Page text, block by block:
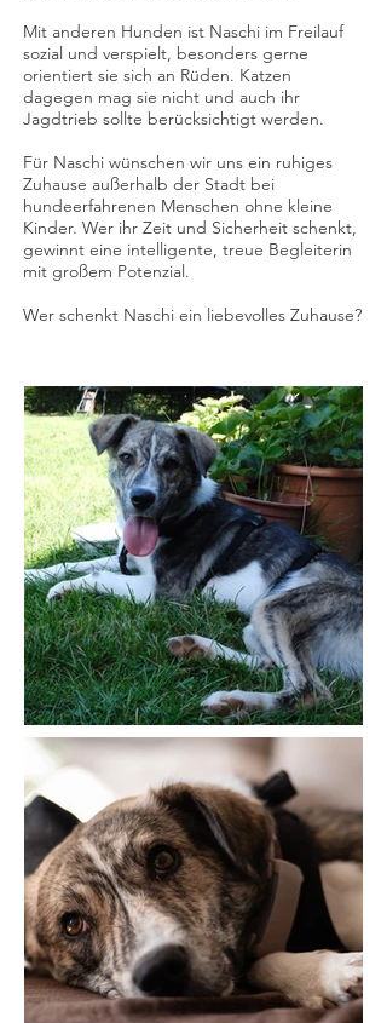
Mit anderen Hunden ist Naschi im Freilauf
sozial und verspielt, besonders gerne
orientiert sie sich an Rüden. Katzen
dagegen mag sie nicht und auch ihr
Jagdtrieb sollte berücksichtigt werden.
Für Naschi wünschen wir uns ein ruhiges
Zuhause außerhalb der Stadt bei
hundeerfahrenen Menschen ohne kleine
Kinder. Wer ihr Zeit und Sicherheit schenkt,
gewinnt eine intelligente, treue Begleiterin
mit großem Potenzial.
Wer schenkt Naschi ein liebevolles Zuhause?